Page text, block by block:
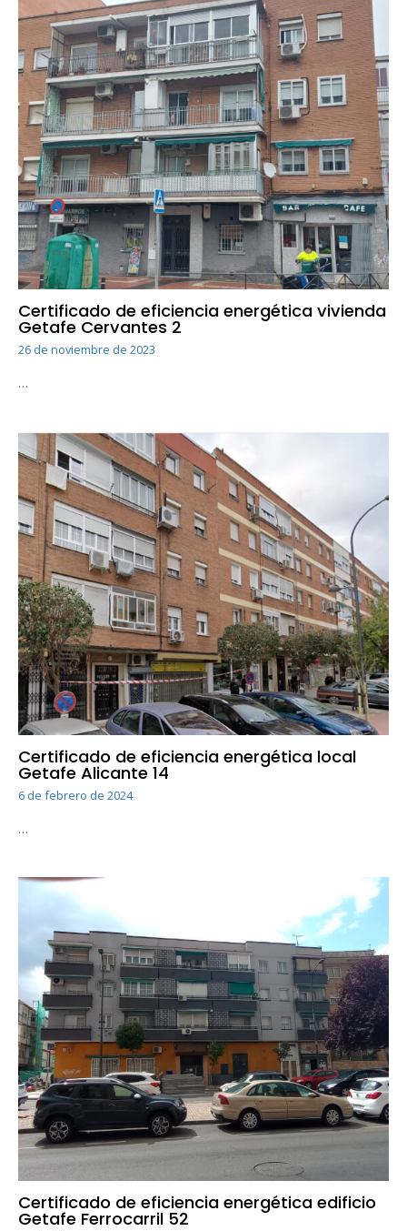
Certificado de eficiencia energética vivienda
Getafe Cervantes 2
26 de noviembre de 2023
…
Certificado de eficiencia energética local
Getafe Alicante 14
6 de febrero de 2024
…
Certificado de eficiencia energética edificio
Getafe Ferrocarril 52